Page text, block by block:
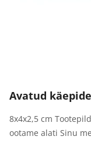
Avatud
8x4x2,5 cm
ootame alati Sinu